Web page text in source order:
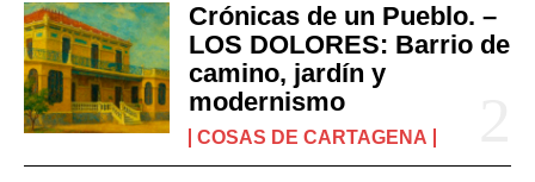
Crónicas de un Pueblo. –
LOS DOLORES: Barrio de
camino, jardín y
modernismo
COSAS DE CARTAGENA